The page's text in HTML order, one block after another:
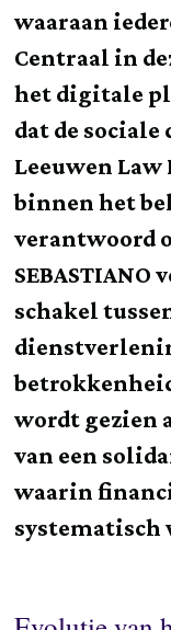
waaraan
Centraal in
het digitale
dat de
Leeuwen
binnen het
verantwoord
schakel
wordt gezien
van een
waarin
systematisch